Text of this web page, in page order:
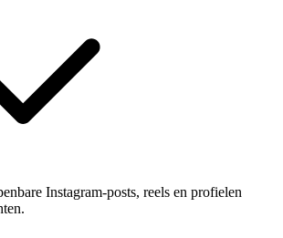
Instagram-posts, reels en profielen